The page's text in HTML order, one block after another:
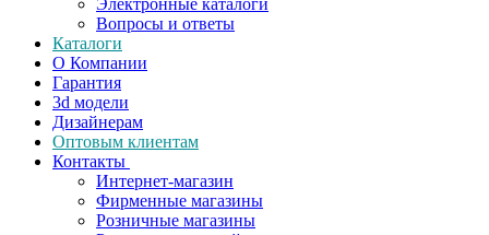
Электронные каталоги
Вопросы и ответы
Каталоги
О Компании
Гарантия
3d модели
Дизайнерам
Оптовым клиентам
Контакты
Интернет-магазин
Фирменные магазины
Розничные магазины